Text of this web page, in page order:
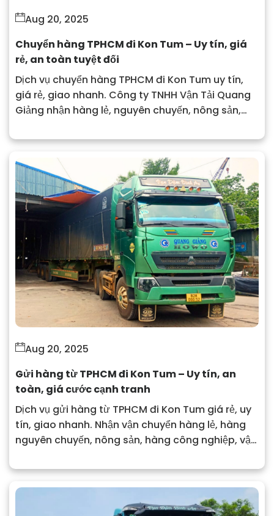
Aug 20, 2025
Chuyển hàng TPHCM đi Kon Tum – Uy tín, giá
rẻ, an toàn tuyệt đối
Dịch vụ chuyển hàng TPHCM đi Kon Tum uy tín,
giá rẻ, giao nhanh. Công ty TNHH Vận Tải Quang
Giảng nhận hàng lẻ, nguyên chuyến, nông sản,
chi tiết.
Aug 20, 2025
Gửi hàng từ TPHCM đi Kon Tum – Uy tín, an
toàn, giá cước cạnh tranh
Dịch vụ gửi hàng từ TPHCM đi Kon Tum giá rẻ, uy
tín, giao nhanh. Nhận vận chuyển hàng lẻ, hàng
nguyên chuyến, nông sản, hàng công nghiệp, vật
tiết.